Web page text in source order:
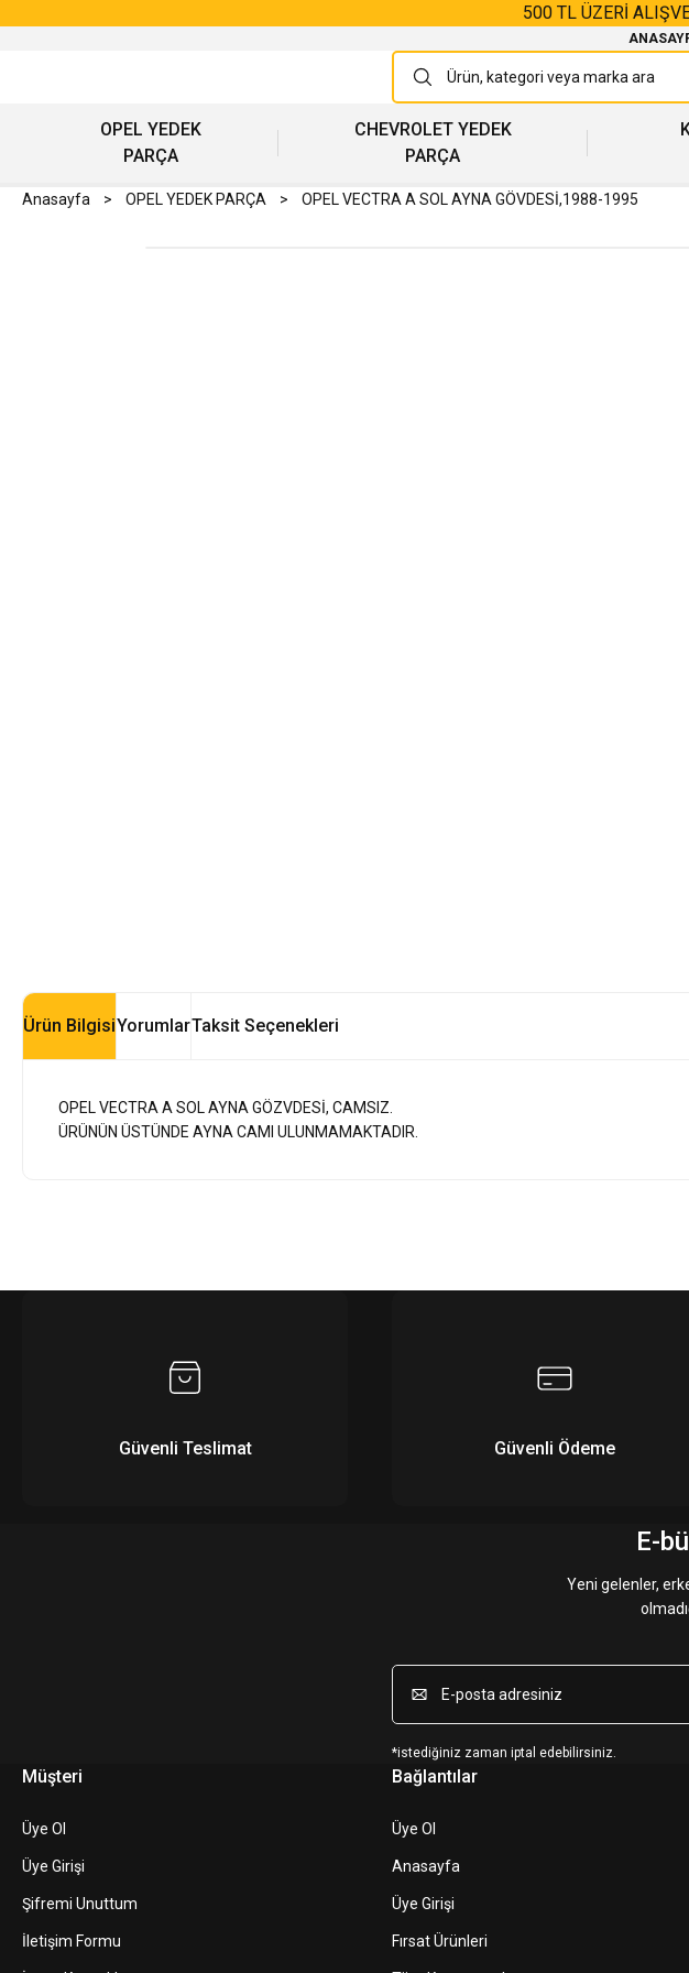
500 TL ÜZERİ
OPEL YEDEK
PARÇA
CHEVROLET YEDEK
PARÇA
Anasayfa OPEL YEDEK PARÇA OPEL VECTRA A SOL AYNA GÖVDESİ,1988-1995
Ürün BilgisiYorumlarTaksit Seçenekleri
OPEL VECTRA A SOL AYNA GÖZVDESİ, CAMSIZ.
ÜRÜNÜN ÜSTÜNDE AYNA CAMI ULUNMAMAKTADIR.
Güvenli Teslimat Güvenli Ödeme
E-
Yeni gelenler,
*istediğiniz zaman iptal edebilirsiniz.
Müşteri
Üye Ol
Üye Girişi
Şifremi Unuttum
İletişim Formu
Bağlantılar
Üye Ol
Anasayfa
Üye Girişi
Fırsat Ürünleri